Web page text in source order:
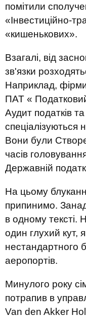
помітили
«Інвестиційно-
«кишенькових».
Взагалі, від
зв'язки
Наприклад,
ПАТ «
Аудит податків
спеціалізуються
Вони були
часів
Державній
На цьому
припинимо.
в одному тексті.
один глухий кут,
нестандартного
аеропортів.
Минулого року
потрапив в
Van den Akker